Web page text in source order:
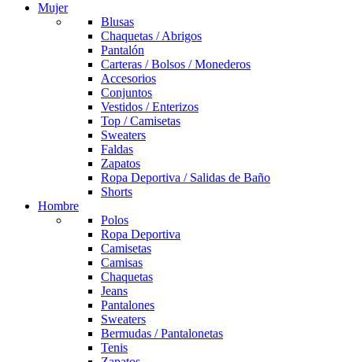
Mujer
Blusas
Chaquetas / Abrigos
Pantalón
Carteras / Bolsos / Monederos
Accesorios
Conjuntos
Vestidos / Enterizos
Top / Camisetas
Sweaters
Faldas
Zapatos
Ropa Deportiva / Salidas de Baño
Shorts
Hombre
Polos
Ropa Deportiva
Camisetas
Camisas
Chaquetas
Jeans
Pantalones
Sweaters
Bermudas / Pantalonetas
Tenis